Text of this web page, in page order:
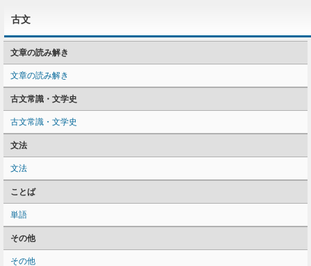
古文
文章の読み解き
文章の読み解き
古文常識・文学史
古文常識・文学史
文法
文法
ことば
単語
その他
その他